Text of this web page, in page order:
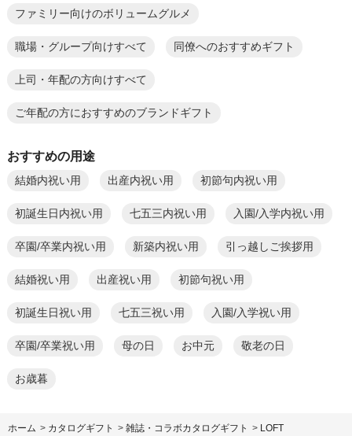
ファミリー向けのボリュームグルメ
職場・グループ向けすべて 同僚へのおすすめギフト
上司・年配の方向けすべて
ご年配の方におすすめのブランドギフト
おすすめの用途
結婚内祝い用 出産内祝い用 初節句内祝い用
初誕生日内祝い用 七五三内祝い用 入園/入学内祝い用
卒園/卒業内祝い用 新築内祝い用 引っ越しご挨拶用
結婚祝い用 出産祝い用 初節句祝い用
初誕生日祝い用 七五三祝い用 入園/入学祝い用
卒園/卒業祝い用 母の日 お中元 敬老の日
お歳暮
ホーム > カタログギフト > 雑誌・コラボカタログギフト > LOFT